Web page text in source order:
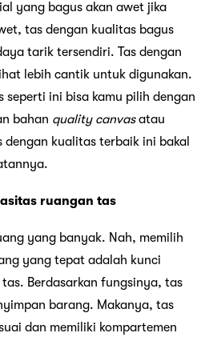
yang bagus akan awet jika
tas dengan kualitas bagus
tarik tersendiri. Tas dengan
lebih cantik untuk digunakan.
seperti ini bisa kamu pilih dengan
bahan quality canvasatau
dengan kualitas terbaik ini bakal
ruangan tas
yang banyak. Nah, memilih
yang tepat adalah kunci
Berdasarkan fungsinya, tas
barang. Makanya, tas
dan memiliki kompartemen